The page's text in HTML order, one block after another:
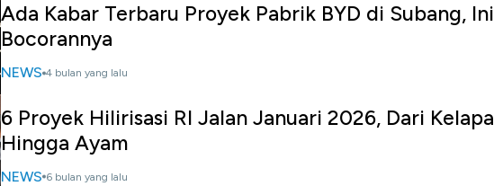
Ada Kabar Terbaru Proyek Pabrik BYD di Subang, Ini
Bocorannya
NEWS 4 bulan yang lalu
6 Proyek Hilirisasi RI Jalan Januari 2026, Dari Kelapa
Hingga Ayam
NEWS 6 bulan yang lalu